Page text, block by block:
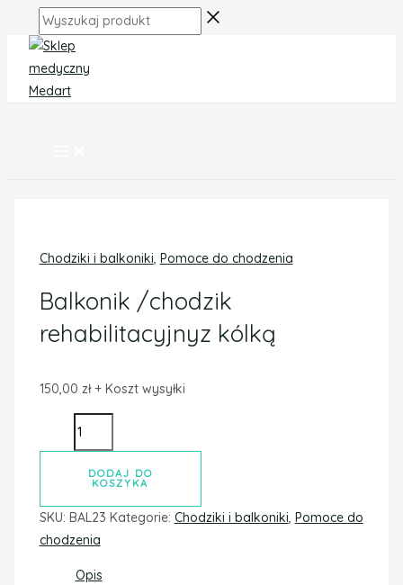
content
Wyszukaj
produkt
MENU
Chodziki i balkoniki Pomoce do chodzenia
Balkonik /chodzik
rehabilitacyjnyz kólką
150,00 zł + Koszt wysyłki
ilość
Balkonik
/chodzik
rehabilitacyjnyz
kólką
DODAJ DO
KOSZYKA
SKU: BAL23 Kategorie: Chodziki i balkoniki, Pomoce do
chodzenia
Opis